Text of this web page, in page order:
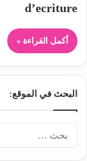
d’ecriture
أكمل القراءة »
البحث في الموقع: